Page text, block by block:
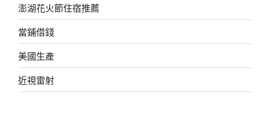
澎湖花火節住宿推薦
當鋪借錢
美國生產
近視雷射